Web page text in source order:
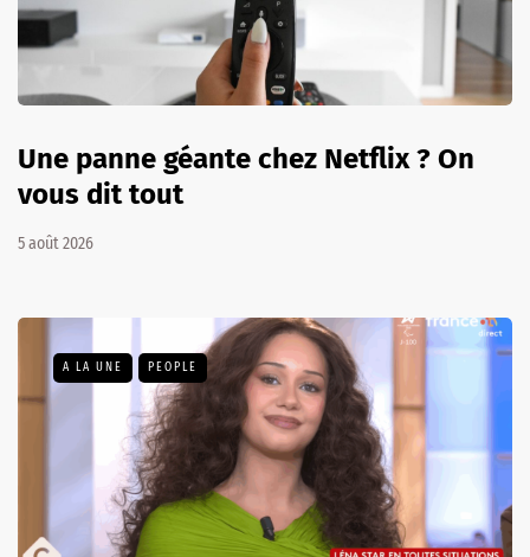
Une panne géante chez Netflix ? On
vous dit tout
5 août 2026
A LA UNE PEOPLE